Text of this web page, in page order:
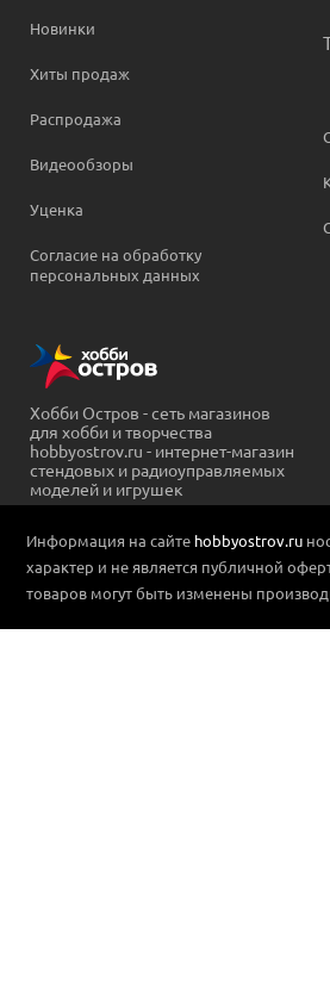
Новинки
Хиты продаж
Распродажа
Видеообзоры
Уценка
Согласие на обработку
персональных данных
Хобби Остров - сеть магазинов
для хобби и творчества
hobbyostrov.ru - интернет-магазин
стендовых и радиоуправляемых
моделей и игрушек
Информация на сайте hobbyostrov.ru
характер и не является публичной
товаров могут быть изменены